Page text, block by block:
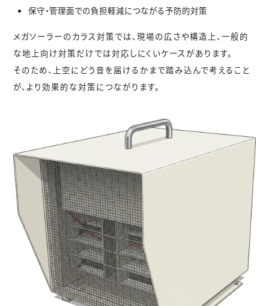
保守・管理面での負担軽減につながる予防的対策
メガソーラーのカラス対策では、現場の広さや構造上、一般的
な地上向け対策だけでは対応しにくいケースがあります。
そのため、 上空にどう音を届けるか まで踏み込んで考えること
が、より効果的な対策につながります。